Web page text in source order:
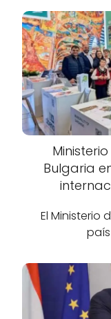
Bulgaria
El Ministerio